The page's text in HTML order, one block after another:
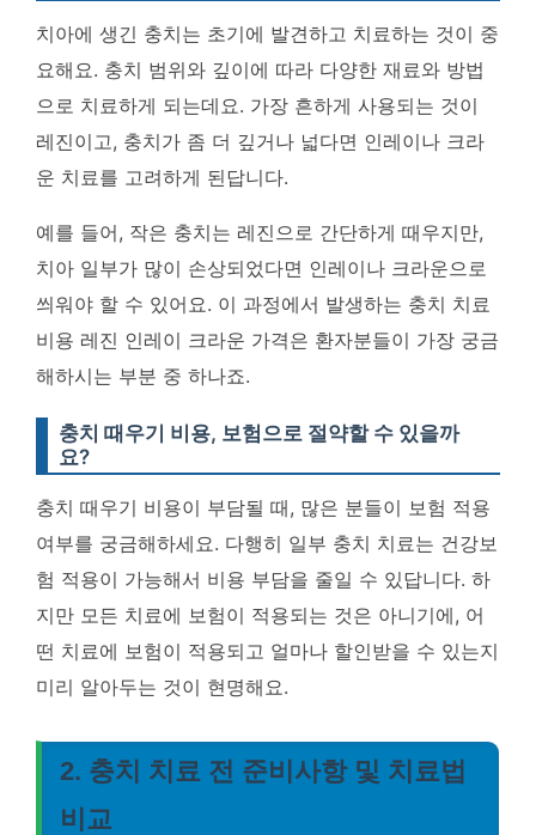
치아에 생긴 충치는 초기에 발견하고 치료하는 것이 중
요해요. 충치 범위와 깊이에 따라 다양한 재료와 방법
으로 치료하게 되는데요. 가장 흔하게 사용되는 것이
레진이고, 충치가 좀 더 깊거나 넓다면 인레이나 크라
운 치료를 고려하게 된답니다.
예를 들어, 작은 충치는 레진으로 간단하게 때우지만,
치아 일부가 많이 손상되었다면 인레이나 크라운으로
씌워야 할 수 있어요. 이 과정에서 발생하는 충치 치료
비용 레진 인레이 크라운 가격은 환자분들이 가장 궁금
해하시는 부분 중 하나죠.
충치 때우기 비용, 보험으로 절약할 수 있을까
요?
충치 때우기 비용이 부담될 때, 많은 분들이 보험 적용
여부를 궁금해하세요. 다행히 일부 충치 치료는 건강보
험 적용이 가능해서 비용 부담을 줄일 수 있답니다. 하
지만 모든 치료에 보험이 적용되는 것은 아니기에, 어
떤 치료에 보험이 적용되고 얼마나 할인받을 수 있는지
미리 알아두는 것이 현명해요.
2. 충치 치료 전 준비사항 및 치료법
비교